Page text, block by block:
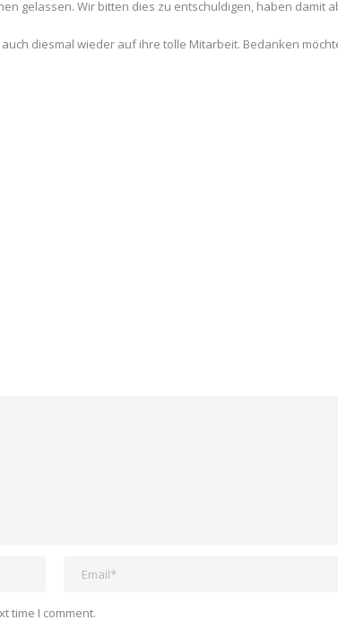
gelassen. Wir bitten dies zu entschuldigen, haben
diesmal wieder auf ihre tolle Mitarbeit. Bedanken
time I comment.